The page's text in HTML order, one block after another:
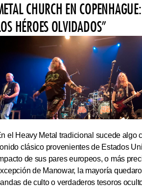
CHURCH EN
HÉROES OLVIDADOS”
el Heavy Metal tradicional sucede algo
clásico provenientes de Estados
de sus pares europeos, o más
de Manowar, la mayoría
de culto o verdaderos tesoros